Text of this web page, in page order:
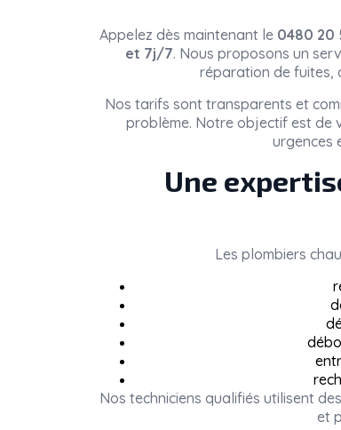
Appelez dès maintenant le 0480 20
et 7j/7. Nous proposons un
réparation de fuites,
Nos tarifs sont transparents et
problème. Notre objectif est de
urgences
Une
Les plombiers
Nos techniciens qualifiés utilisent
et